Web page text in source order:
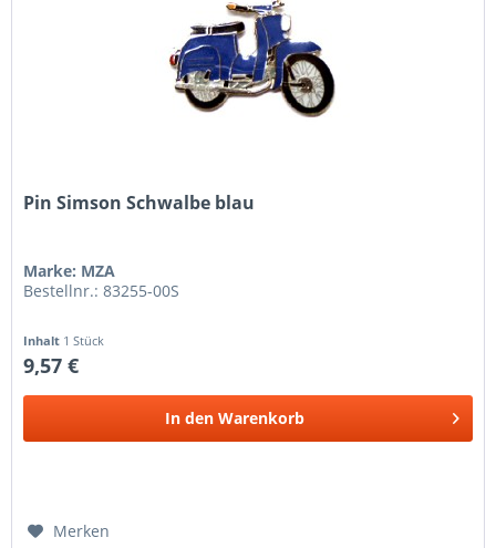
Pin Simson Schwalbe blau
Marke: MZA
Bestellnr.: 83255-00S
Inhalt 1 Stück
9,57 €
In den Warenkorb
Merken